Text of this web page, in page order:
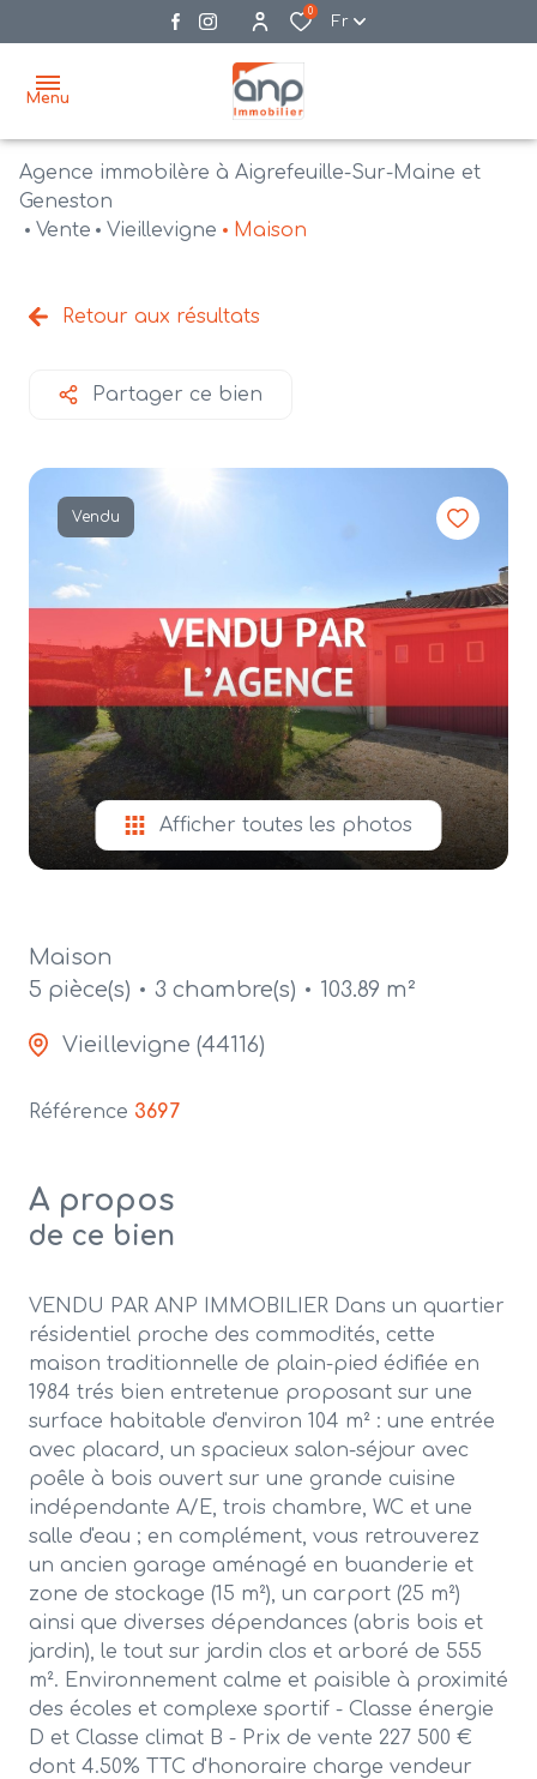
0
Fr
Menu
accueil
vente
agences
estimation
mail
contact
Agence immobilère à Aigrefeuille-Sur-Maine et
Geneston
Vente
Vieillevigne Maison
Retour aux résultats
Partager ce bien
Vendu
Afficher toutes les photos
Maison
5 pièce(s)
3 chambre(s) 103.89 m²
Vieillevigne (44116)
Référence 3697
A propos
de ce bien
VENDU PAR ANP IMMOBILIER Dans un quartier
résidentiel proche des commodités, cette
maison traditionnelle de plain-pied édifiée en
1984 trés bien entretenue proposant sur une
surface habitable d'environ 104 m² : une entrée
avec placard, un spacieux salon-séjour avec
poêle à bois ouvert sur une grande cuisine
indépendante A/E, trois chambre, WC et une
salle d'eau ; en complément, vous retrouverez
un ancien garage aménagé en buanderie et
zone de stockage (15 m²), un carport (25 m²)
ainsi que diverses dépendances (abris bois et
jardin), le tout sur jardin clos et arboré de 555
m². Environnement calme et paisible à proximité
des écoles et complexe sportif - Classe énergie
D et Classe climat B - Prix de vente 227 500 €
dont 4.50% TTC d'honoraire charge vendeur